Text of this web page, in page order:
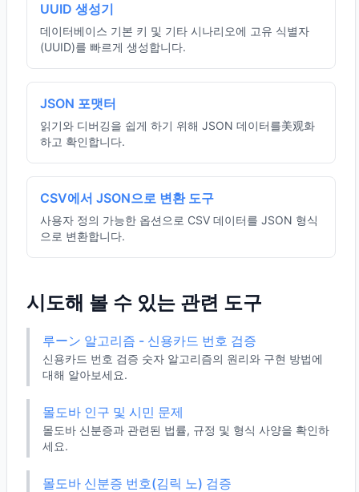
UUID 생성기
데이터베이스 기본 키 및 기타 시나리오에 고유 식별자
(UUID)를 빠르게 생성합니다.
JSON 포맷터
읽기와 디버깅을 쉽게 하기 위해 JSON 데이터를美观화
하고 확인합니다.
CSV에서 JSON으로 변환 도구
사용자 정의 가능한 옵션으로 CSV 데이터를 JSON 형식
으로 변환합니다.
시도해 볼 수 있는 관련 도구
루ーン 알고리즘 - 신용카드 번호 검증
신용카드 번호 검증 숫자 알고리즘의 원리와 구현 방법에
대해 알아보세요.
몰도바 인구 및 시민 문제
몰도바 신분증과 관련된 법률, 규정 및 형식 사양을 확인하
세요.
몰도바 신분증 번호(김릭 노) 검증